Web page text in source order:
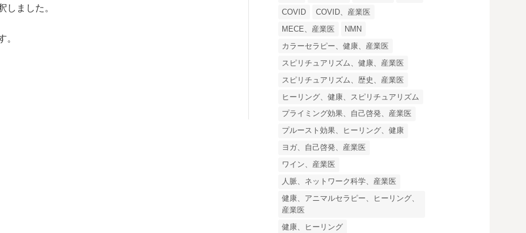
しました。
。
COVID
COVID、産業医
MECE、産業医
NMN
カラーセラピー、健康、産業医
スピリチュアリズム、健康、産業医
スピリチュアリズム、歴史、産業医
ヒーリング、健康、スピリチュアリズム
プライミング効果、自己啓発、産業医
プルースト効果、ヒーリング、健康
ヨガ、自己啓発、産業医
ワイン、産業医
人脈、ネットワーク科学、産業医
健康、アニマルセラピー、ヒーリング、
産業医
健康、ヒーリング